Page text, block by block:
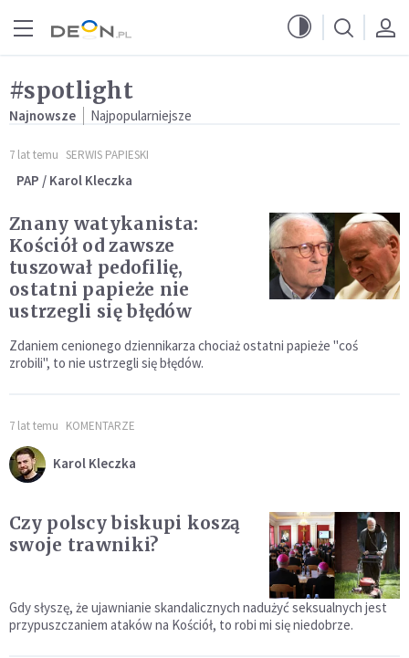
#spotlight
Najnowsze Najpopularniejsze
7 lat temu SERWIS PAPIESKI
PAP / Karol Kleczka
Znany watykanista:
Kościół od zawsze
tuszował pedofilię,
ostatni papieże nie
ustrzegli się błędów
Zdaniem cenionego dziennikarza chociaż ostatni papieże "coś
zrobili", to nie ustrzegli się błędów.
7 lat temu KOMENTARZE
Karol Kleczka
Czy polscy biskupi koszą
swoje trawniki?
Gdy słyszę, że ujawnianie skandalicznych nadużyć seksualnych jest
przypuszczaniem ataków na Kościół, to robi mi się niedobrze.